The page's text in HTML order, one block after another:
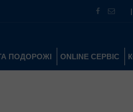
ПОДОРОЖІ ONLINE СЕРВІС